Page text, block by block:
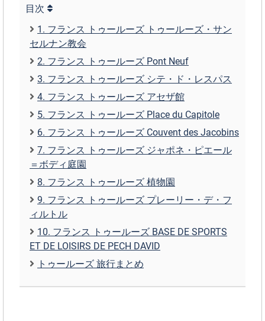
目次
1. フランス トゥールーズ トゥールーズ・サン
セルナン教会
2. フランス トゥールーズ Pont Neuf
3. フランス トゥールーズ シテ・ド・レスパス
4. フランス トゥールーズ アセザ館
5. フランス トゥールーズ Place du Capitole
6. フランス トゥールーズ Couvent des Jacobins
7. フランス トゥールーズ ジャポネ・ピエール
＝ボディ庭園
8. フランス トゥールーズ 植物園
9. フランス トゥールーズ プレーリー・デ・フ
ィルトル
10. フランス トゥールーズ BASE DE SPORTS
ET DE LOISIRS DE PECH DAVID
トゥールーズ 旅行まとめ